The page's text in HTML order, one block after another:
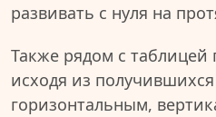
развивать с нуля на
Также рядом с таблицей
исходя из
горизонтальным,